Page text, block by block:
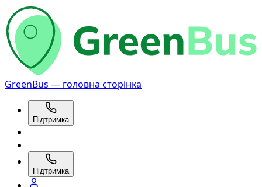
GreenBus — головна сторінка
Підтримка
Підтримка